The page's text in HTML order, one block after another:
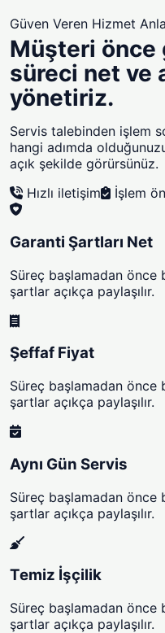
Güven Veren Hizmet
Müşteri önce
süreci net ve
yönetiriz.
Servis talebinden işlem
hangi adımda
açık şekilde görürsünüz.
Hızlı iletişim
İşlem
Garanti Şartları Net
Süreç başlamadan önce
şartlar açıkça paylaşılır.
Şeffaf Fiyat
Süreç başlamadan önce
şartlar açıkça paylaşılır.
Aynı Gün Servis
Süreç başlamadan önce
şartlar açıkça paylaşılır.
Temiz İşçilik
Süreç başlamadan önce
şartlar açıkça paylaşılır.